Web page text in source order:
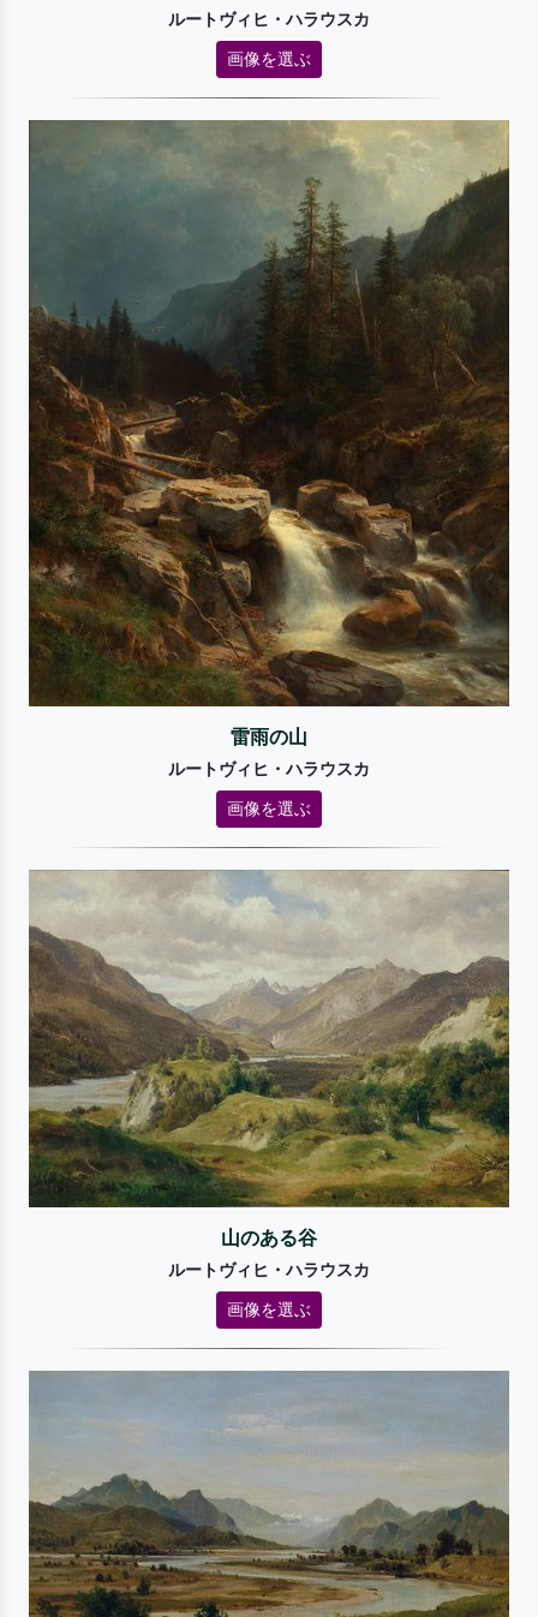
ルートヴィヒ・ハラウスカ
画像を選ぶ
雷雨の山
ルートヴィヒ・ハラウスカ
画像を選ぶ
山のある谷
ルートヴィヒ・ハラウスカ
画像を選ぶ